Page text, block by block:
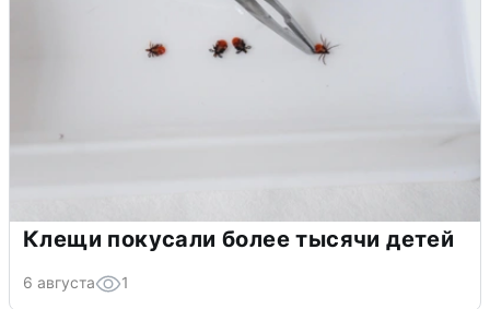
Клещи покусали более тысячи детей
6 августа 1